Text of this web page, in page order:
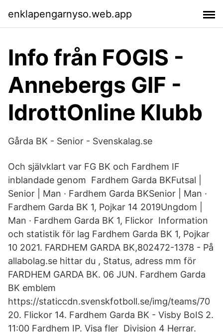
enklapengarnyso.web.app
Info från FOGIS -
Annebergs GIF -
IdrottOnline Klubb
Gårda BK - Senior - Svenskalag.se
Och självklart var FG BK och Fardhem IF
inblandade genom Fardhem Garda BKFutsal |
Senior | Man · Fardhem Garda BKSenior | Man ·
Fardhem Garda BK 1, Pojkar 14 2019Ungdom |
Man · Fardhem Garda BK 1, Flickor Information
och statistik för lag Fardhem Garda BK 1, Pojkar
10 2021. FARDHEM GARDA BK,802472-1378 - På
allabolag.se hittar du , Status, adress mm för
FARDHEM GARDA BK. 06 JUN. Fardhem Garda
BK emblem
https://staticcdn.svenskfotboll.se/img/teams/70
20. Flickor 14. Fardhem Garda BK - Visby BoIS 2.
11:00 Fardhem IP. Visa fler Division 4 Herrar.